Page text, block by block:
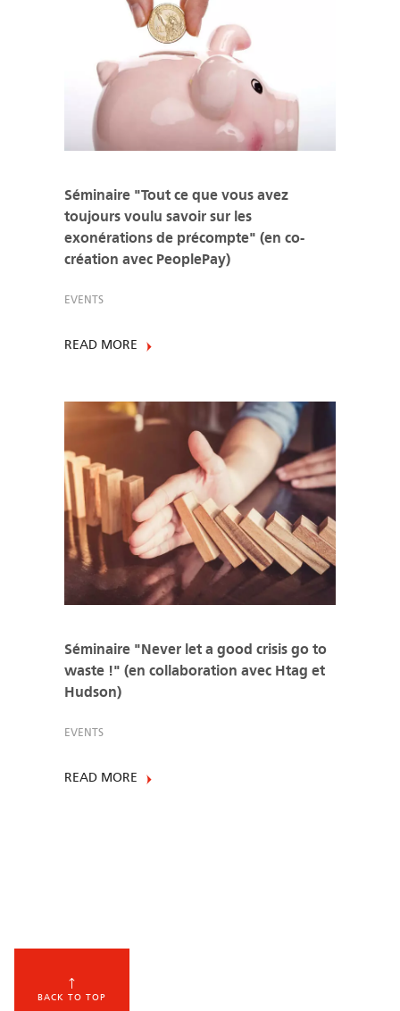
Séminaire "Tout ce que vous avez
toujours voulu savoir sur les
exonérations de précompte" (en co-
création avec PeoplePay)
EVENTS
READ MORE
Séminaire "Never let a good crisis go to
waste !" (en collaboration avec Htag et
Hudson)
EVENTS
READ MORE
BACK TO TOP